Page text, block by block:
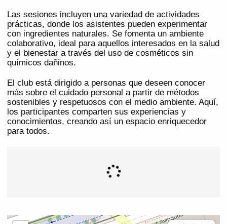
Las sesiones incluyen una variedad de actividades
prácticas, donde los asistentes pueden experimentar
con ingredientes naturales. Se fomenta un ambiente
colaborativo, ideal para aquellos interesados en la salud
y el bienestar a través del uso de cosméticos sin
químicos dañinos.
El club está dirigido a personas que deseen conocer
más sobre el cuidado personal a partir de métodos
sostenibles y respetuosos con el medio ambiente. Aquí,
los participantes comparten sus experiencias y
conocimientos, creando así un espacio enriquecedor
para todos.